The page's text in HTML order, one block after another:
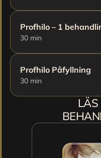
Profhilo – 1
30 min
Profhilo Påfyllning
30 min
LÄS